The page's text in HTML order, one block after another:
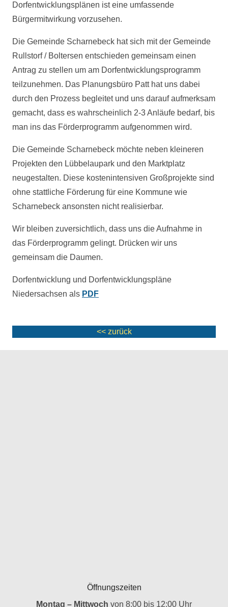
Dorfentwicklungsplänen ist eine umfassende
Bürgermitwirkung vorzusehen.
Die Gemeinde Scharnebeck hat sich mit der Gemeinde
Rullstorf / Boltersen entschieden gemeinsam einen
Antrag zu stellen um am Dorfentwicklungsprogramm
teilzunehmen. Das Planungsbüro Patt hat uns dabei
durch den Prozess begleitet und uns darauf aufmerksam
gemacht, dass es wahrscheinlich 2-3 Anläufe bedarf, bis
man ins das Förderprogramm aufgenommen wird.
Die Gemeinde Scharnebeck möchte neben kleineren
Projekten den Lübbelaupark und den Marktplatz
neugestalten. Diese kostenintensiven Großprojekte sind
ohne stattliche Förderung für eine Kommune wie
Scharnebeck ansonsten nicht realisierbar.
Wir bleiben zuversichtlich, dass uns die Aufnahme in
das Förderprogramm gelingt. Drücken wir uns
gemeinsam die Daumen.
Dorfentwicklung und Dorfentwicklungspläne
Niedersachsen als PDF
<< zurück
Öffnungszeiten
Montag – Mittwoch von 8:00 bis 12:00 Uhr